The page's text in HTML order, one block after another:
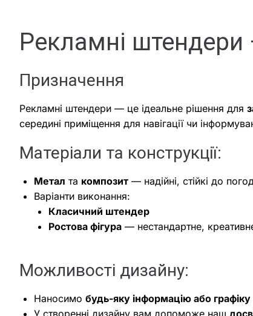
Рекламні штендери
Призначення
Рекламні штендери — це ідеальне рішення для
середині приміщення для навігації чи
Матеріали та конструкції:
Метал та композит — надійні, стійкі до
Варіанти виконання:
Класичний штендер
Ростова фігура — нестандартне,
Можливості дизайну:
Наносимо будь-яку інформацію або графіку